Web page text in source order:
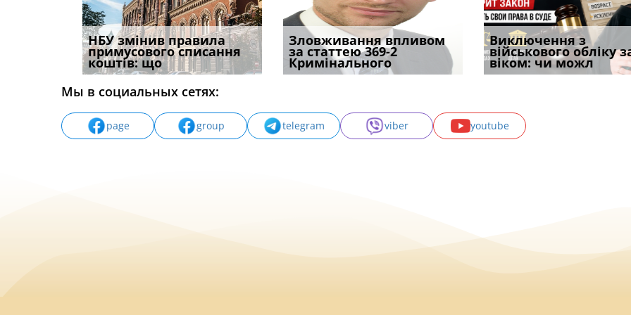
НБУ змінив правила
примусового списання
коштів: що
Якщо суд встановив для
відшкодування шкоди
наявніс
Чоловік помер, але
позика залишилася: як
фраза «на
Водії можуть отримати
компенсацію за
незаконні дії
Зловживання впливом
за статтею 369-2
Кримінального
Переоформлення
відстрочки за іншою
підставою: нов
Особливості захисту у
кримінальному
провадженні: я
Виключення з
військового обліку
віком: чи можл
Восьмий ААС
підтвердив, що
може скас
Мы в социальных сетях:
page group telegram viber youtube